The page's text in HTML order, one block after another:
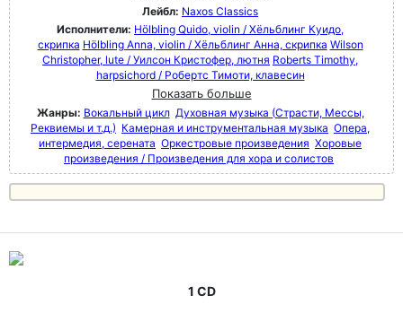
Лейбл: Naxos Classics
Исполнители: Hölbling Quido, violin / Хёльблинг Куидо,
скрипка Hölbling Anna, violin / Хёльблинг Анна, скрипка Wilson
Christopher, lute / Уилсон Кристофер, лютня Roberts Timothy,
harpsichord / Робертс Тимоти, клавесин
Показать больше
Жанры: Вокальный цикл Духовная музыка (Страсти, Мессы,
Реквиемы и т.д.) Камерная и инструментальная музыка Опера,
интермедия, серената Оркестровые произведения Хоровые
произведения / Произведения для хора и солистов
1 CD